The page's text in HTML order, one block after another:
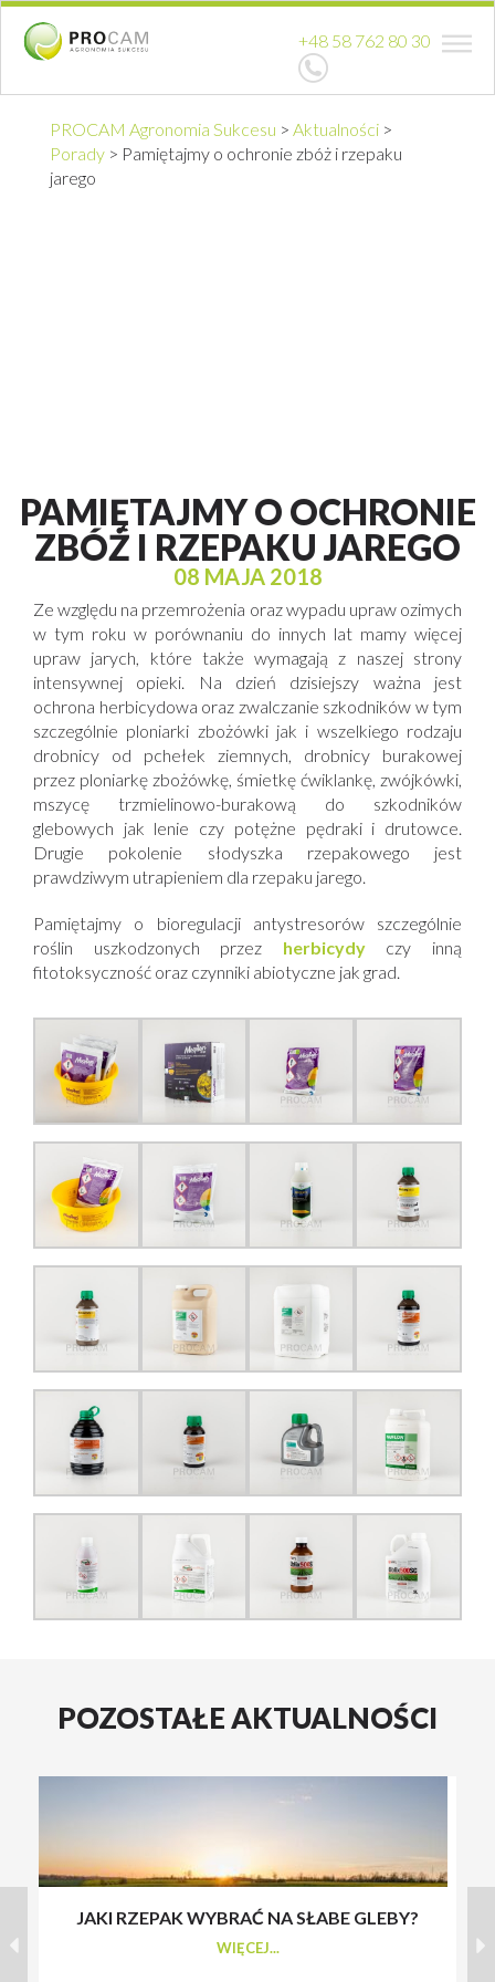
+48 58 762 80 30
PROCAM Agronomia Sukcesu > Aktualności >
Porady > Pamiętajmy o ochronie zbóż i rzepaku
jarego
PAMIĘTAJMY O OCHRONIE
ZBÓŻ I RZEPAKU JAREGO
08 MAJA 2018
Ze względu na przemrożenia oraz wypadu upraw ozimych
w tym roku w porównaniu do innych lat mamy więcej
upraw jarych, które także wymagają z naszej strony
intensywnej opieki. Na dzień dzisiejszy ważna jest
ochrona herbicydowa oraz zwalczanie szkodników w tym
szczególnie ploniarki zbożówki jak i wszelkiego rodzaju
drobnicy od pchełek ziemnych, drobnicy burakowej
przez ploniarkę zbożówkę, śmietkę ćwiklankę, zwójkówki,
mszycę trzmielinowo-burakową do szkodników
glebowych jak lenie czy potężne pędraki i drutowce.
Drugie pokolenie słodyszka rzepakowego jest
prawdziwym utrapieniem dla rzepaku jarego.
Pamiętajmy o bioregulacji antystresorów szczególnie
roślin uszkodzonych przez herbicydyczy inną
fitotoksyczność oraz czynniki abiotyczne jak grad.
POZOSTAŁE AKTUALNOŚCI
JAKI RZEPAK WYBRAĆ NA SŁABE GLEBY?
WIĘCEJ...